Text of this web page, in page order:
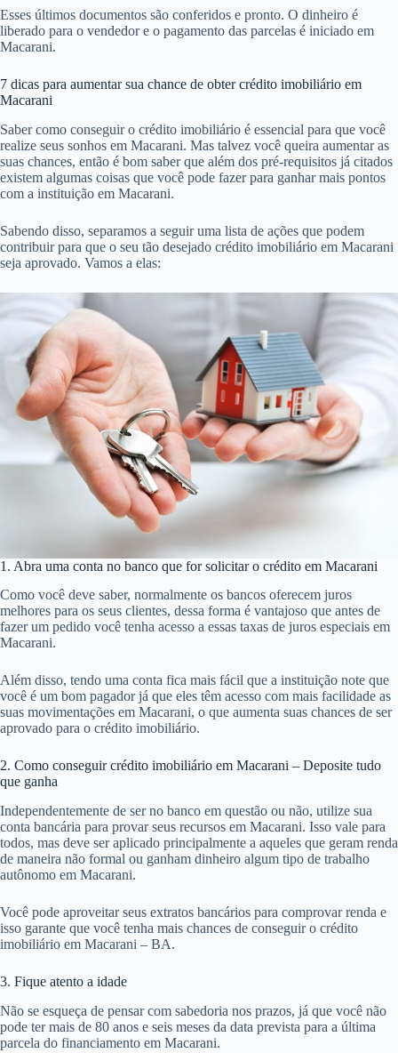
Esses últimos documentos são conferidos e pronto. O dinheiro é
liberado para o vendedor e o pagamento das parcelas é iniciado em
Macarani.
7 dicas para aumentar sua chance de obter crédito imobiliário em
Macarani
Saber como conseguir o crédito imobiliário é essencial para que você
realize seus sonhos em Macarani. Mas talvez você queira aumentar as
suas chances, então é bom saber que além dos pré-requisitos já citados
existem algumas coisas que você pode fazer para ganhar mais pontos
com a instituição em Macarani.
Sabendo disso, separamos a seguir uma lista de ações que podem
contribuir para que o seu tão desejado crédito imobiliário em Macarani
seja aprovado. Vamos a elas:
1. Abra uma conta no banco que for solicitar o crédito em Macarani
Como você deve saber, normalmente os bancos oferecem juros
melhores para os seus clientes, dessa forma é vantajoso que antes de
fazer um pedido você tenha acesso a essas taxas de juros especiais em
Macarani.
Além disso, tendo uma conta fica mais fácil que a instituição note que
você é um bom pagador já que eles têm acesso com mais facilidade as
suas movimentações em Macarani, o que aumenta suas chances de ser
aprovado para o crédito imobiliário.
2. Como conseguir crédito imobiliário em Macarani – Deposite tudo
que ganha
Independentemente de ser no banco em questão ou não, utilize sua
conta bancária para provar seus recursos em Macarani. Isso vale para
todos, mas deve ser aplicado principalmente a aqueles que geram renda
de maneira não formal ou ganham dinheiro algum tipo de trabalho
autônomo em Macarani.
Você pode aproveitar seus extratos bancários para comprovar renda e
isso garante que você tenha mais chances de conseguir o crédito
imobiliário em Macarani – BA.
3. Fique atento a idade
Não se esqueça de pensar com sabedoria nos prazos, já que você não
pode ter mais de 80 anos e seis meses da data prevista para a última
parcela do financiamento em Macarani.